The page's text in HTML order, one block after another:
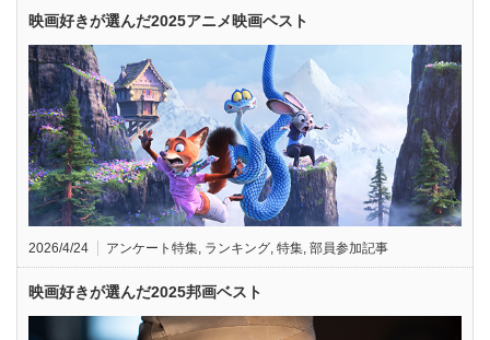
映画好きが選んだ2025アニメ映画ベスト
2026/4/24 アンケート特集, ランキング, 特集, 部員参加記事
映画好きが選んだ2025邦画ベスト